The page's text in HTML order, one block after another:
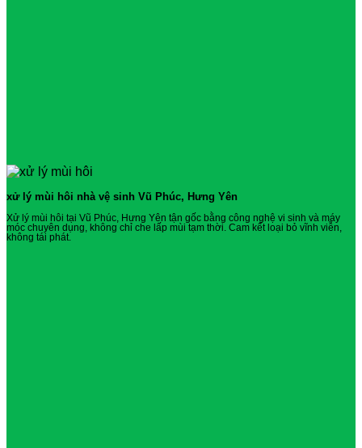
xử lý mùi hôi nhà vệ sinh Vũ Phúc, Hưng Yên
Xử lý mùi hôi tại Vũ Phúc, Hưng Yên tận gốc bằng công nghệ vi sinh và máy
móc chuyên dụng, không chỉ che lấp mùi tạm thời. Cam kết loại bỏ vĩnh viễn,
không tái phát.